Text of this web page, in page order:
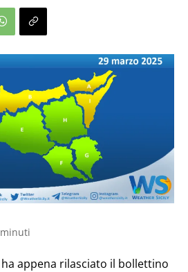
minuti
ha appena rilasciato il bollettino